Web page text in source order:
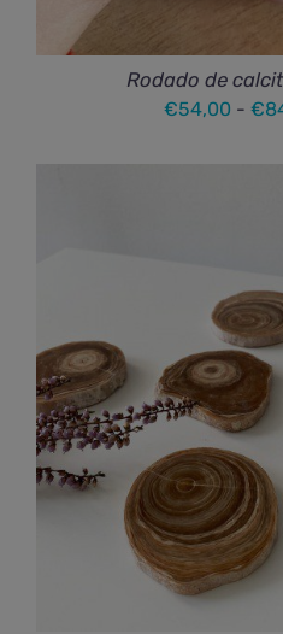
Rodado de
€54,00 - €